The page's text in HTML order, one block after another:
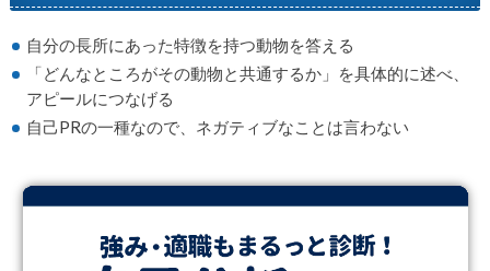
自分の長所にあった特徴を持つ動物を答える
「どんなところがその動物と共通するか」を具体的に述べ、
アピールにつなげる
自己PRの一種なので、ネガティブなことは言わない